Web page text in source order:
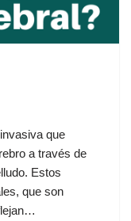
que
a través de
Estos
que son